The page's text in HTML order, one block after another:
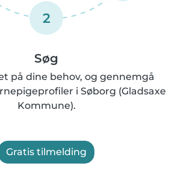
2
Søg
på dine behov, og gennemgå
i Søborg (Gladsaxe
Kommune).
Gratis tilmelding